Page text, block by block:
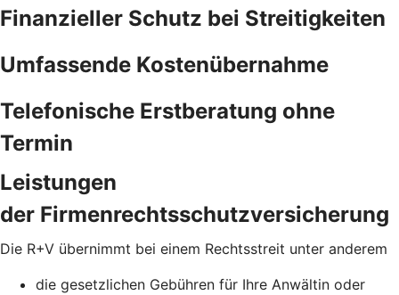
Finanzieller Schutz bei Streitigkeiten
Umfassende Kostenübernahme
Telefonische Erstberatung ohne
Termin
Leistungen
der Firmenrechtsschutzversicherung
Die R+V übernimmt bei einem Rechtsstreit unter anderem
die gesetzlichen Gebühren für Ihre Anwältin oder